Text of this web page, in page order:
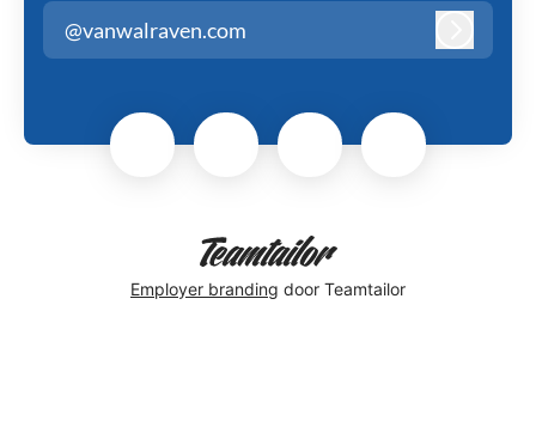
@vanwalraven.com
Employer branding door Teamtailor